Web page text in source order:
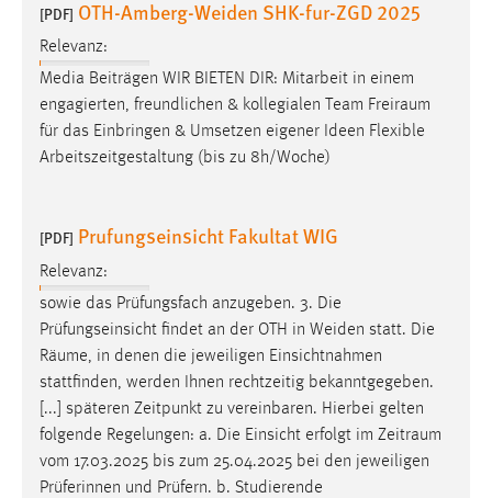
[PDF] OTH-Amberg-Weiden SHK-fur-ZGD 2025
Relevanz:
Media Beiträgen WIR BIETEN DIR: Mitarbeit in einem
engagierten, freundlichen & kollegialen Team Freiraum
für das Einbringen & Umsetzen eigener Ideen Flexible
Arbeitszeitgestaltung (bis zu 8h/Woche)
[PDF] Prufungseinsicht Fakultat WIG
Relevanz:
sowie das Prüfungsfach anzugeben. 3. Die
Prüfungseinsicht findet an der OTH in Weiden statt. Die
Räume, in denen die jeweiligen Einsichtnahmen
stattfinden, werden Ihnen rechtzeitig bekanntgegeben.
[...] späteren Zeitpunkt zu vereinbaren. Hierbei gelten
folgende Regelungen: a. Die Einsicht erfolgt im Zeitraum
vom 17.03.2025 bis zum 25.04.2025 bei den jeweiligen
Prüferinnen und Prüfern. b. Studierende
MARKETING
Marketing Cookies werden von Drittanbietern
verwendet, um personalisierte Werbung anzuzeigen.
Sie tun dies, indem sie Besucher über Websites
hinweg verfolgen.
_gcl_au
Anbieter:
Google Ireland Limited
Zweck:
Conversion-Tracking
Cookie Laufzeit:
3 Monate